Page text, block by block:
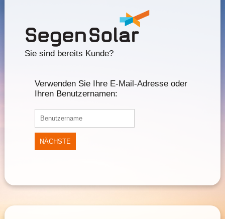
Sie sind bereits Kunde?
Verwenden Sie Ihre E-Mail-Adresse oder
Ihren Benutzernamen:
NÄCHSTE